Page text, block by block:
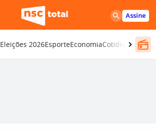
Assine
Eleições 2026EsporteEconomiaCotidiano